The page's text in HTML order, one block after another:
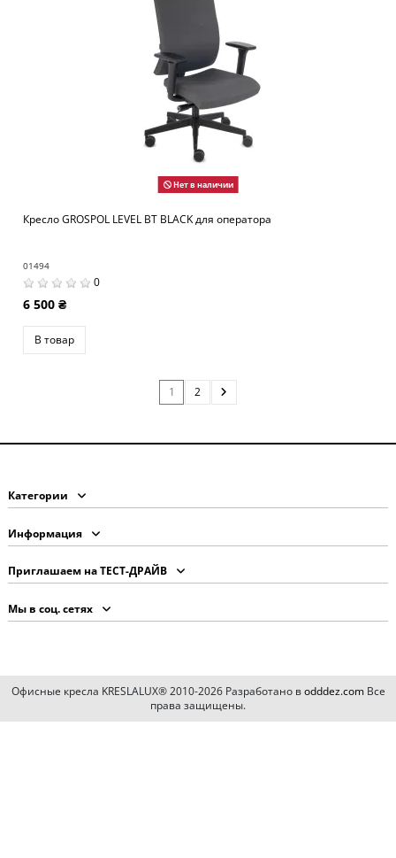
Нет в наличии
Кресло GROSPOL LEVEL BT BLACK для оператора
01494
0
6 500 ₴
В товар
1 2
Категории
Информация
Приглашаем на ТЕСТ-ДРАЙВ
Мы в соц. сетях
Офисные кресла KRESLALUX® 2010-2026 Разработано вodddez.comВсе
права защищены.